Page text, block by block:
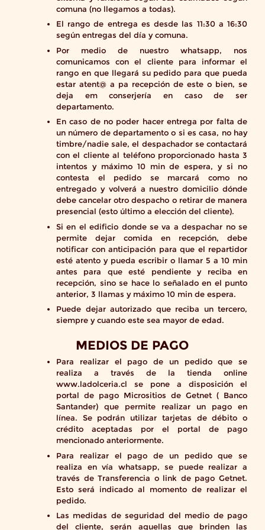
comuna (no llegamos a todas).
El rango de entrega es desde las 11:30 a 16:30
según entregas del día y comuna.
Por medio de nuestro whatsapp, nos
comunicamos con el cliente para informar el
rango en que llegará su pedido para que pueda
estar atent@ a pa recepción de este o bien, se
deja em conserjería en caso de ser
departamento.
En caso de no poder hacer entrega por falta de
un número de departamento o si es casa, no hay
timbre/nadie sale, el despachador se contactará
con el cliente al teléfono proporcionado hasta 3
intentos y máximo 10 min de espera, y si no
contesta el pedido se marcará como no
entregado y volverá a nuestro domicilio dónde
debe cancelar otro despacho o retirar de manera
presencial (esto último a elección del cliente).
Si en el edificio donde se va a despachar no se
permite dejar comida en recepción, debe
notificar con anticipación para que el repartidor
esté atento y pueda escribir o llamar 5 a 10 min
antes para que esté pendiente y reciba en
recepción, sino se hace lo señalado en el punto
anterior, 3 llamas y máximo 10 min de espera.
Puede dejar autorizado que reciba un tercero,
siempre y cuando este sea mayor de edad.
MEDIOS DE PAGO
Para realizar el pago de un pedido que se
realiza a través de la tienda online
www.ladolceria.cl se pone a disposición el
portal de pago Micrositios de Getnet ( Banco
Santander) que permite realizar un pago en
línea. Se podrán utilizar tarjetas de débito o
crédito aceptadas por el portal de pago
mencionado anteriormente.
Para realizar el pago de un pedido que se
realiza en vía whatsapp, se puede realizar a
través de Transferencia o link de pago Getnet.
Esto será indicado al momento de realizar el
pedido.
Las medidas de seguridad del medio de pago
del cliente, serán aquellas que brinden las